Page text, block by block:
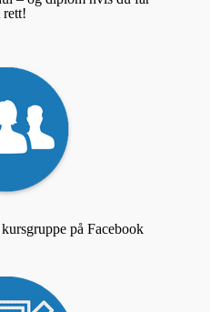
rett!
på Facebook